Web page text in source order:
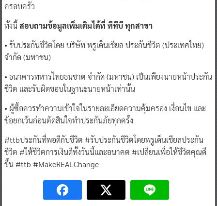
ครอบครัว
ทั้งนี้สอบถามข้อมูลเพิ่มเติมได้ที่ ทีทีบี ทุกสาขา
• รับประกันชีวิตโดย บริษัท พรูเด็นเชียล ประกันชีวิต (ประเทศไทย)
จำกัด (มหาชน)
• ธนาคารทหารไทยธนชาต จำกัด (มหาชน) เป็นเพียงนายหน้าประกัน
ชีวิต และรับผิดชอบในฐานะนายหน้าเท่านั้น
• ผู้ซื้อควรทำความเข้าใจในรายละเอียดความคุ้มครอง เงื่อนไข และ
ข้อยกเว้นก่อนตัดสินใจทำประกันภัยทุกครั้ง
#ttbประกันที่พอดีกับชีวิต #รับประกันชีวิตโดยพรูเด็นเชียลประกัน
ชีวิต #ให้ชีวิตการเงินดีทั้งวันนี้และอนาคต #เปลี่ยนเพื่อให้ชีวิตคุณดี
ขึ้น #ttb #MakeREALChange